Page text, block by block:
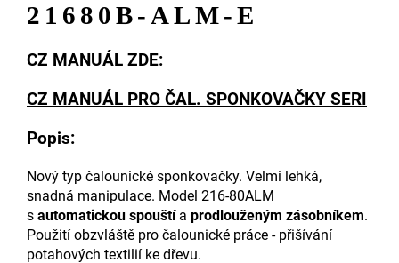
21680B-ALM-E
CZ MANUÁL ZDE:
CZ MANUÁL PRO ČAL. SPONKOVAČKY SERI
Popis:
Nový typ čalounické sponkovačky. Velmi lehká,
snadná manipulace. Model 216-80ALM
s automatickou spouštía prodlouženým zásobníkem.
Použití obzvláště pro čalounické práce - přišívání
potahových textilií ke dřevu.